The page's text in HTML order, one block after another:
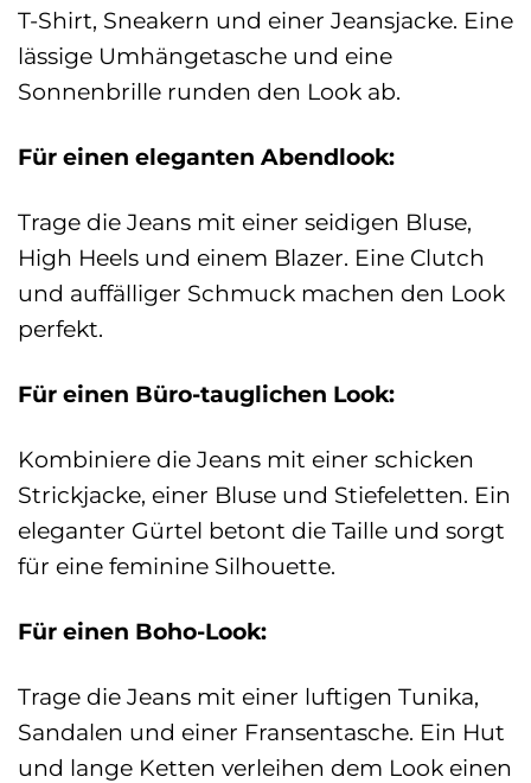
T-Shirt, Sneakern und einer Jeansjacke. Eine
lässige Umhängetasche und eine
Sonnenbrille runden den Look ab.
Für einen eleganten Abendlook:
Trage die Jeans mit einer seidigen Bluse,
High Heels und einem Blazer. Eine Clutch
und auffälliger Schmuck machen den Look
perfekt.
Für einen Büro-tauglichen Look:
Kombiniere die Jeans mit einer schicken
Strickjacke, einer Bluse und Stiefeletten. Ein
eleganter Gürtel betont die Taille und sorgt
für eine feminine Silhouette.
Für einen Boho-Look:
Trage die Jeans mit einer luftigen Tunika,
Sandalen und einer Fransentasche. Ein Hut
und lange Ketten verleihen dem Look einen